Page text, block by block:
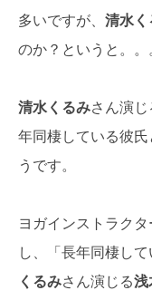
多いですが、 清水く
のか？というと。。
清水くるみさん演じ
年同棲している彼
うです。
ヨガインストラクタ
し、「長年同棲し
くるみさん演じる浅